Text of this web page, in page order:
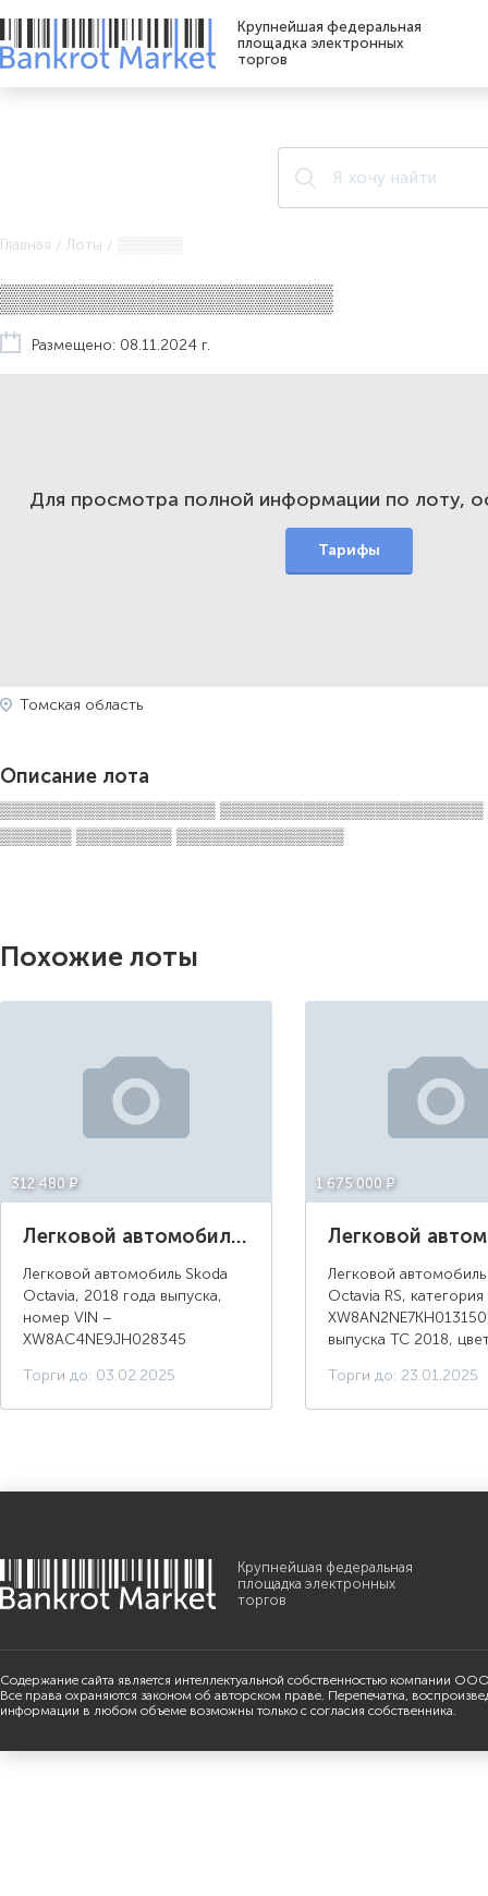
Крупнейшая федеральная
площадка электронных
торгов
Главная / Лоты /
▒▒▒▒▒▒▒▒▒▒▒▒▒▒▒▒▒
Размещено: 08.11.2024 г.
Для просмотра полной информации по лоту,
Тарифы
Томская область
Описание лота
▒▒▒▒▒▒▒▒▒▒▒▒▒▒▒▒▒▒ ▒▒▒▒▒▒▒▒▒▒▒▒▒▒▒▒▒▒▒▒▒▒
▒▒▒▒▒▒ ▒▒▒▒▒▒▒▒ ▒▒▒▒▒▒▒▒▒▒▒▒▒▒
Похожие лоты
312 480 ¤
Легковой автомобиль Skoda Octavia, 2018 года выпуска
Легковой автомобиль Skoda
Octavia, 2018 года выпуска,
номер VIN –
XW8AC4NE9JH028345
Торги до: 03.02.2025
1 675 000 ¤
Легковой
Octavia RS,
выпуска ТС 2018,
Торги до: 23.01.2025
Крупнейшая федеральная
площадка электронных
торгов
Содержание сайта является интеллектуальной собственностью компании
Все права охраняются законом об авторском праве. Перепечатка,
информации в любом объеме возможны только с согласия собственника.